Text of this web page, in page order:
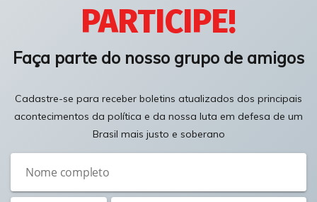
PARTICIPE!
Faça parte do nosso grupo de amigos
Cadastre-se para receber boletins atualizados dos principais
acontecimentos da política e da nossa luta em defesa de um
Brasil mais justo e soberano